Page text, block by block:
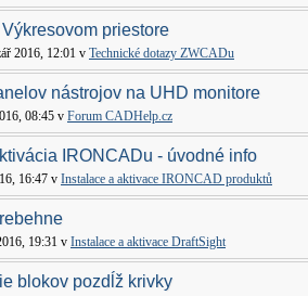
priestore
2016, 12:01 v Technické dotazy ZWCADu
nástrojov na UHD monitore
08:45 v Forum CADHelp.cz
IRONCADu - úvodné info
16:47 v Instalace a aktivace IRONCAD produktů
19:31 v Instalace a aktivace DraftSight
blokov pozdĺž krivky